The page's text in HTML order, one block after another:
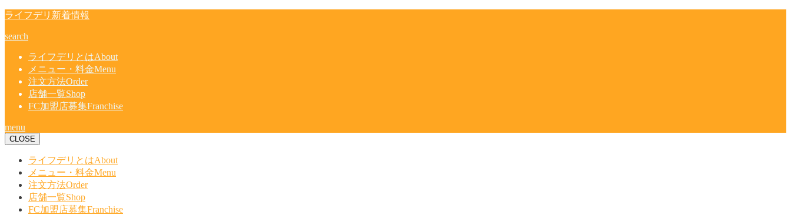
ライフデリ新着情報
search
ライフデリとはAbout
メニュー・料金Menu
注文方法Order
店舗一覧Shop
FC加盟店募集Franchise
menu
CLOSE
ライフデリとはAbout
メニュー・料金Menu
注文方法Order
店舗一覧Shop
FC加盟店募集Franchise